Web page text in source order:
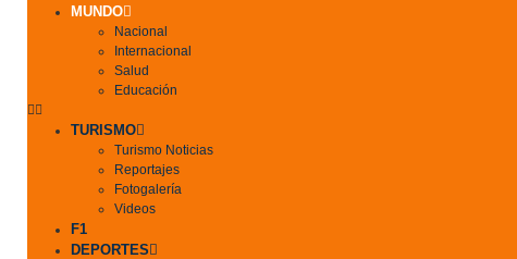
MUNDO
Nacional
Internacional
Salud
Educación
TURISMO
Turismo Noticias
Reportajes
Fotogalería
Videos
F1
DEPORTES